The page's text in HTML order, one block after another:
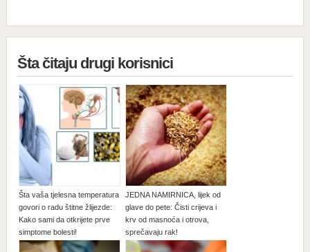
Šta čitaju drugi korisnici
Šta vaša tjelesna temperatura
govori o radu štitne žlijezde:
Kako sami da otkrijete prve
simptome bolesti!
JEDNA NAMIRNICA, lijek od
glave do pete: Čisti crijeva i
krv od masnoća i otrova,
sprečavaju rak!